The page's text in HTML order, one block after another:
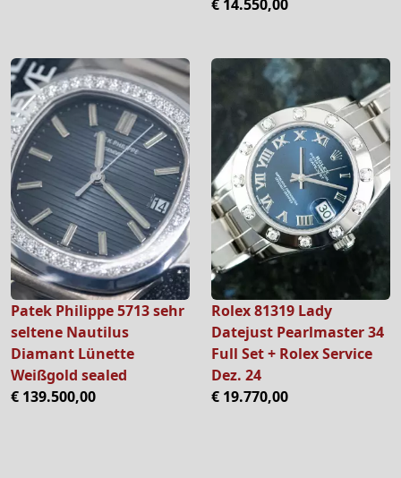
€ 14.550,00
Patek Philippe 5713 sehr
seltene Nautilus
Diamant Lünette
Weißgold sealed
€ 139.500,00
Rolex 81319 Lady
Datejust Pearlmaster 34
Full Set + Rolex Service
Dez. 24
€ 19.770,00